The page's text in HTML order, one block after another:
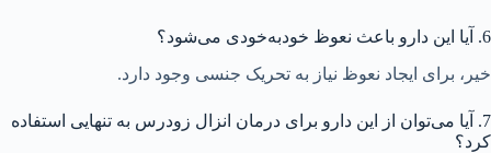
6. آیا این دارو باعث نعوظ خودبه‌خودی می‌شود؟
خیر، برای ایجاد نعوظ نیاز به تحریک جنسی وجود دارد.
7. آیا می‌توان از این دارو برای درمان انزال زودرس به تنهایی استفاده
کرد؟